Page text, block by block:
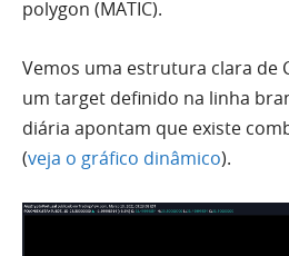
polygon (MATIC).
Vemos uma estrutura clara de
um target definido na linha
diária apontam que existe
(veja o gráfico dinâmico).